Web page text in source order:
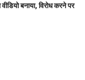
बनाया, विरोध करने पर